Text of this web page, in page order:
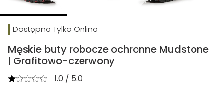
Dostępne Tylko Online
Męskie buty robocze ochronne Mudstone
| Grafitowo-czerwony
1.0 / 5.0